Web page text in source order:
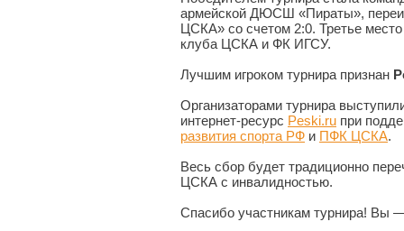
армейской ДЮСШ «Пираты»,
ЦСКА» со счетом 2:0. Третье
клуба ЦСКА и ФК ИГСУ.
Лучшим игроком турнира признан
Организаторами турнира
интернет-ресурс Peski.ru при
развития спорта РФ и ПФК ЦСКА.
Весь сбор будет традиционно
ЦСКА с инвалидностью.
Спасибо участникам турнира! Вы